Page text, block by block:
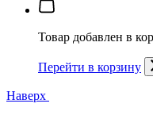
Товар добавлен в
Перейти в корзину
Наверх